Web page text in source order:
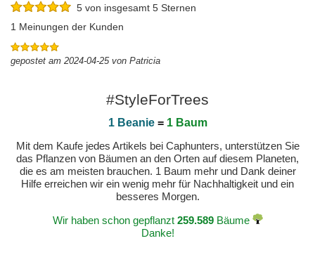
5 von insgesamt 5 Sternen
1 Meinungen der Kunden
gepostet am 2024-04-25 von Patricia
#StyleForTrees
1 Beanie= 1 Baum
Mit dem Kaufe jedes Artikels bei Caphunters, unterstützen Sie
das Pflanzen von Bäumen an den Orten auf diesem Planeten,
die es am meisten brauchen. 1 Baum mehr und Dank deiner
Hilfe erreichen wir ein wenig mehr für Nachhaltigkeit und ein
besseres Morgen.
Wir haben schon gepflanzt 259.589Bäume
Danke!